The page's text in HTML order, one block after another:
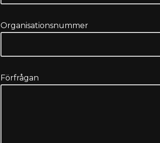
Organisationsnummer
Förfrågan